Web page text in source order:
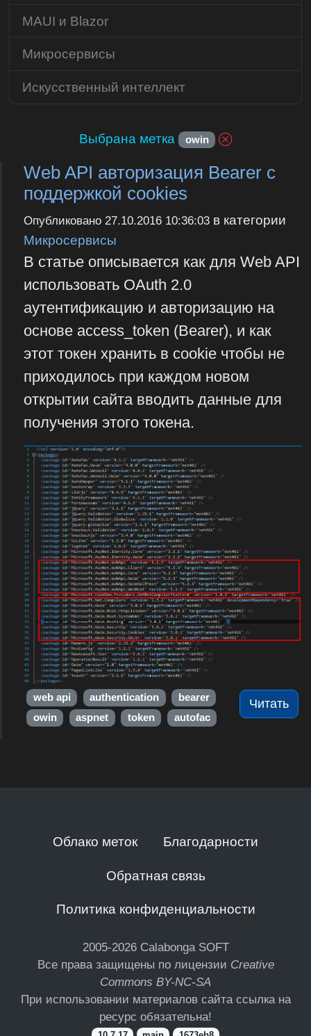
Выбрана метка owin
Web API авторизация Bearer с
поддержкой cookies
Опубликовано 27.10.2016 10:36:03в категории
Микросервисы
В статье описывается как для Web API
использовать OAuth 2.0
аутентификацию и авторизацию на
основе access_token (Bearer), и как
этот токен хранить в cookie чтобы не
приходилось при каждом новом
открытии сайта вводить данные для
получения этого токена.
Читать
web api authentication
bearer
owin
aspnet token autofac
MAUI и Blazor
Микросервисы
Искусственный интеллект
Облако меток Благодарности
Обратная связь
Политика конфиденциальности
2005-2026 Calabonga SOFT
Все права защищены по лицензии Creative
Commons BY-NC-SA
При использовании материалов сайта ссылка на
ресурс обязательна!